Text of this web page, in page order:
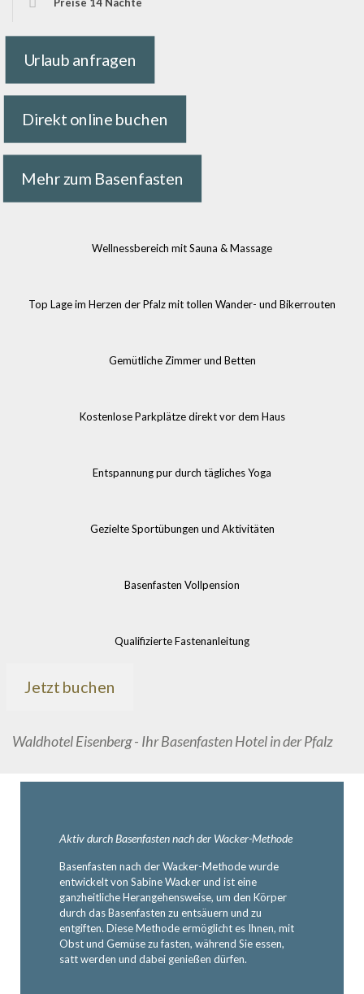
Urlaub anfragen
Direkt online buchen
Mehr zum Basenfasten
Wellnessbereich mit Sauna & Massage
Top Lage im Herzen der Pfalz mit tollen Wander- und Bikerrouten
Gemütliche Zimmer und Betten
Kostenlose Parkplätze direkt vor dem Haus
Entspannung pur durch tägliches Yoga
Gezielte Sportübungen und Aktivitäten
Basenfasten Vollpension
Qualifizierte Fastenanleitung
Jetzt buchen
Waldhotel Eisenberg - Ihr Basenfasten Hotel in der Pfalz
Aktiv durch Basenfasten nach der Wacker-Methode
Basenfasten nach der Wacker-Methode wurde
entwickelt von Sabine Wacker und ist eine
ganzheitliche Herangehensweise, um den Körper
durch das Basenfasten zu entsäuern und zu
entgiften. Diese Methode ermöglicht es Ihnen, mit
Obst und Gemüse zu fasten, während Sie essen,
satt werden und dabei genießen dürfen.